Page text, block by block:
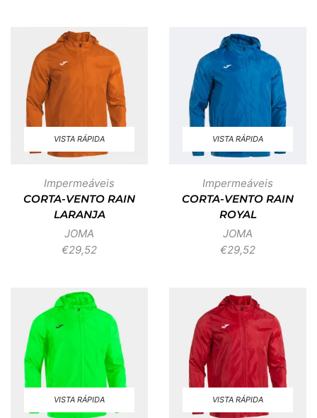
VISTA RÁPIDA
Impermeáveis
CORTA-VENTO RAIN
LARANJA
JOMA
€29,52
VISTA RÁPIDA
Impermeáveis
CORTA-VENTO RAIN
ROYAL
JOMA
€29,52
VISTA RÁPIDA VISTA RÁPIDA